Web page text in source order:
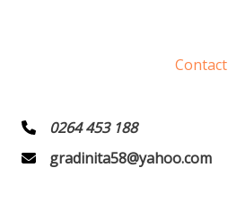
Contact
0264 453 188
gradinita58@yahoo.com